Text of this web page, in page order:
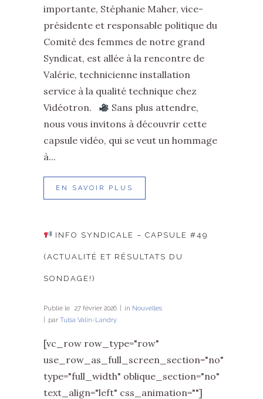
importante, Stéphanie Maher, vice-
présidente et responsable politique du
Comité des femmes de notre grand
Syndicat, est allée à la rencontre de
Valérie, technicienne installation
service à la qualité technique chez
Vidéotron.
Sans plus attendre,
nous vous invitons à découvrir cette
capsule vidéo, qui se veut un hommage
à...
EN SAVOIR PLUS
INFO SYNDICALE – CAPSULE #49
(ACTUALITÉ ET RÉSULTATS DU
SONDAGE!)
Publié le 27 février 2026 in Nouvelles
par Tulsa Valin-Landry
[vc_row row_type="row"
use_row_as_full_screen_section="no"
type="full_width" oblique_section="no"
text_align="left" css_animation=""]